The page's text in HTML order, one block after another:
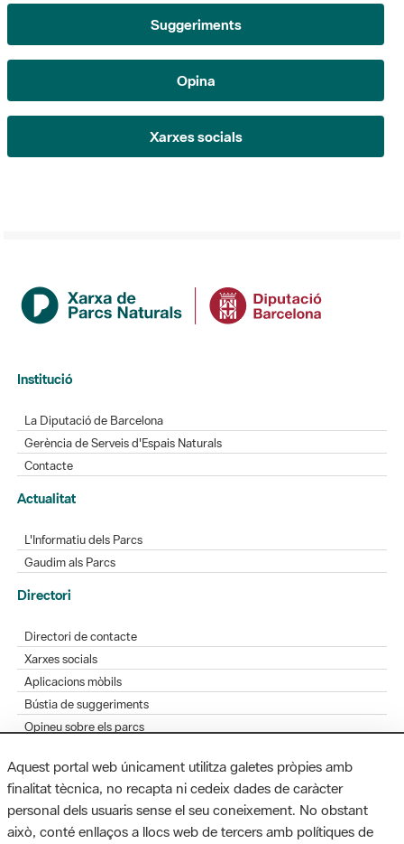
Suggeriments
Opina
Xarxes socials
Institució
La Diputació de Barcelona
Gerència de Serveis d'Espais Naturals
Contacte
Actualitat
L'Informatiu dels Parcs
Gaudim als Parcs
Directori
Directori de contacte
Xarxes socials
Aplicacions mòbils
Bústia de suggeriments
Opineu sobre els parcs
MAPA WEB AVÍS LEGAL ACCESSIBILITAT
Aquest portal web únicament utilitza galetes pròpies amb
finalitat tècnica, no recapta ni cedeix dades de caràcter
personal dels usuaris sense el seu coneixement. No obstant
això, conté enllaços a llocs web de tercers amb polítiques de